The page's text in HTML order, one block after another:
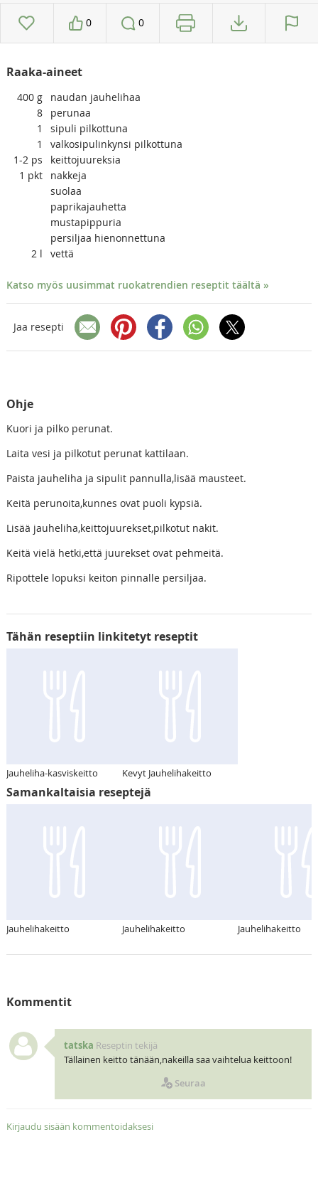
0 0
Raaka-aineet
400 g
naudan jauhelihaa
8
perunaa
1
sipuli pilkottuna
1
valkosipulinkynsi pilkottuna
1-2 ps
keittojuureksia
1 pkt
nakkeja
suolaa
paprikajauhetta
mustapippuria
persiljaa hienonnettuna
2 l vettä
Katso myös uusimmat ruokatrendien reseptit täältä »
Jaa resepti
Ohje
Kuori ja pilko perunat.
Laita vesi ja pilkotut perunat kattilaan.
Paista jauheliha ja sipulit pannulla,lisää mausteet.
Keitä perunoita,kunnes ovat puoli kypsiä.
Lisää jauheliha,keittojuurekset,pilkotut nakit.
Keitä vielä hetki,että juurekset ovat pehmeitä.
Ripottele lopuksi keiton pinnalle persiljaa.
Tähän reseptiin linkitetyt reseptit
Jauheliha-kasviskeitto Kevyt Jauhelihakeitto
Samankaltaisia reseptejä
Jauhelihakeitto Jauhelihakeitto Jauhelihakeitto
Kommentit
tatska Reseptin tekijä
Tällainen keitto tänään,nakeilla saa vaihtelua keittoon!
Seuraa
Kirjaudu sisään kommentoidaksesi